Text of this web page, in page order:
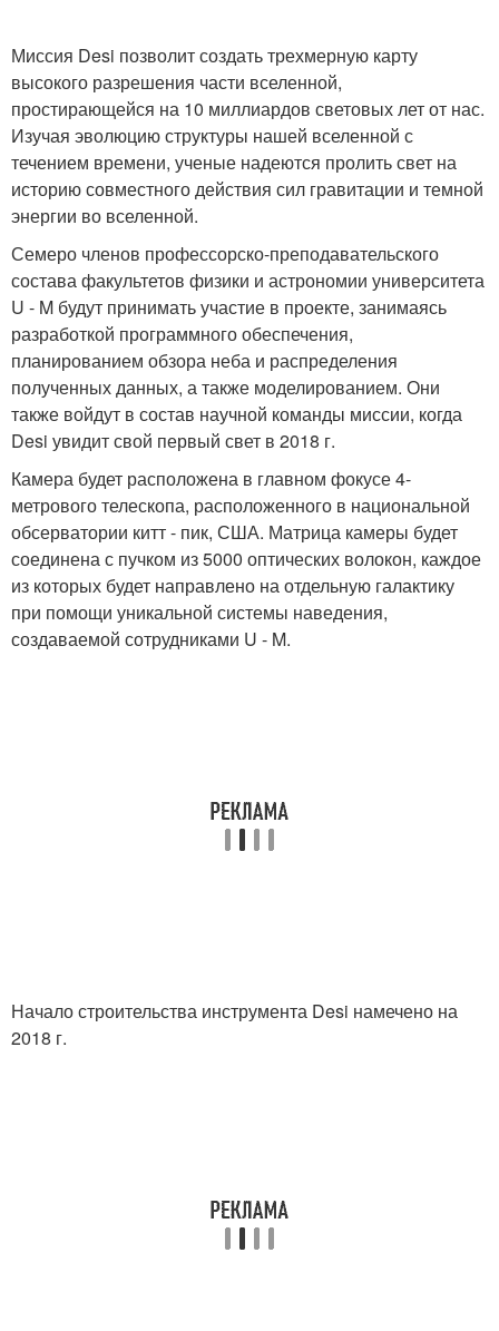
Миссия Desi позволит создать трехмерную карту
высокого разрешения части вселенной,
простирающейся на 10 миллиардов световых лет от нас.
Изучая эволюцию структуры нашей вселенной с
течением времени, ученые надеются пролить свет на
историю совместного действия сил гравитации и темной
энергии во вселенной.
Семеро членов профессорско-преподавательского
состава факультетов физики и астрономии университета
U - M будут принимать участие в проекте, занимаясь
разработкой программного обеспечения,
планированием обзора неба и распределения
полученных данных, а также моделированием. Они
также войдут в состав научной команды миссии, когда
Desi увидит свой первый свет в 2018 г.
Камера будет расположена в главном фокусе 4-
метрового телескопа, расположенного в национальной
обсерватории китт - пик, США. Матрица камеры будет
соединена с пучком из 5000 оптических волокон, каждое
из которых будет направлено на отдельную галактику
при помощи уникальной системы наведения,
создаваемой сотрудниками U - M.
Начало строительства инструмента Desi намечено на
2018 г.